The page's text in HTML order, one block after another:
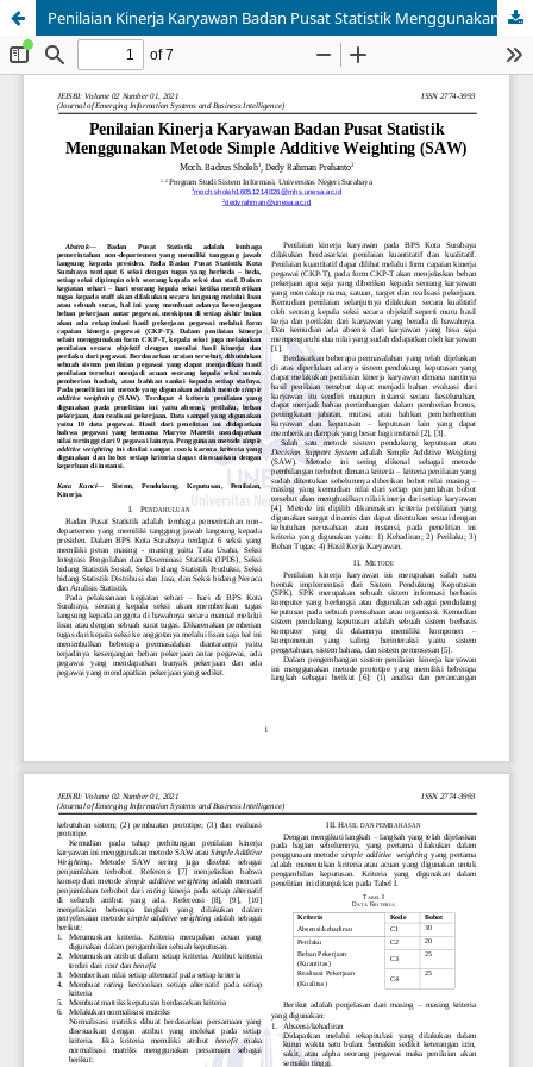
Penilaian Kinerja Karyawan Badan Pusat Statistik Menggunakan Metode Simple Additive Weighting (SAW)